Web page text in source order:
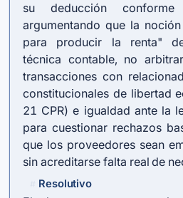
su deducción
argumentando que la
para producir la renta"
técnica contable, no
transacciones con
constitucionales de libertad
21 CPR) e igualdad ante la
para cuestionar rechazos
que los proveedores sean
sin acreditarse falta real de
Resolutivo